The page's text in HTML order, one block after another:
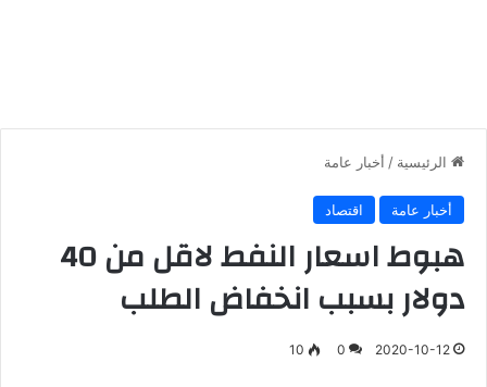
الرئيسية / أخبار عامة
أخبار عامة اقتصاد
هبوط اسعار النفط لاقل من 40
دولار بسبب انخفاض الطلب
2020-10-12
0
10